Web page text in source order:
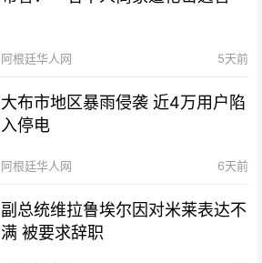
阿根廷华人网 5天前
大布市地区暴雨侵袭 近4万用户陷
入停电
阿根廷华人网 6天前
副总统维拉鲁埃尔因对米莱表达不
满 被要求辞职